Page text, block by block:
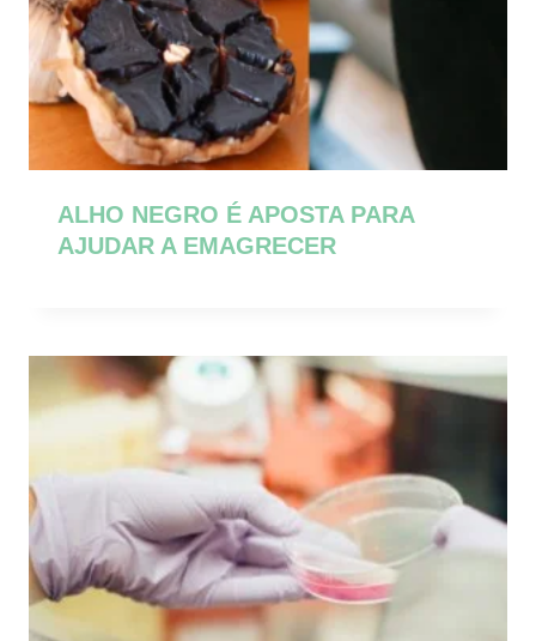
ALHO NEGRO É APOSTA PARA
AJUDAR A EMAGRECER